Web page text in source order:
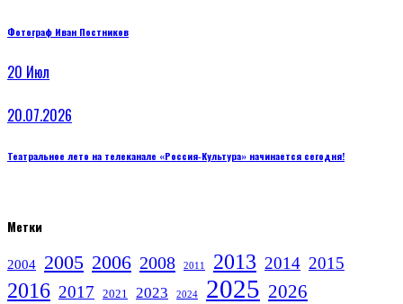
Фотограф Иван Постников
20 Июл
20.07.2026
Театральное лето на телеканале «Россия‑Культура» начинается сегодня!
Метки
2004 2005 2006 2008 2011 2013 2014 2015
2016 2017 2021 2023 2024 2025 2026